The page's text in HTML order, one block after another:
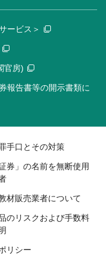
ービス＞
官房)
報告書等の開示書類に
手口とその対策
券」の名前を無断使用
材販売業者について
のリスクおよび手数料
リシー